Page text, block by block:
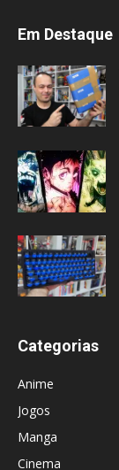
Em Destaque
Categorias
Anime
Jogos
Manga
Cinema